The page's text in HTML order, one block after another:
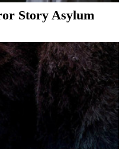
Story Asylum